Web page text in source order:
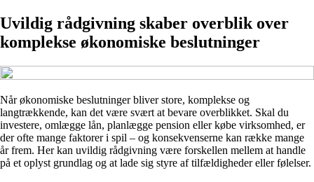
Uvildig rådgivning skaber overblik over
komplekse økonomiske beslutninger
Når økonomiske beslutninger bliver store, komplekse og
langtrækkende, kan det være svært at bevare overblikket. Skal du
investere, omlægge lån, planlægge pension eller købe virksomhed, er
der ofte mange faktorer i spil – og konsekvenserne kan række mange
år frem. Her kan uvildig rådgivning være forskellen mellem at handle
på et oplyst grundlag og at lade sig styre af tilfældigheder eller følelser.